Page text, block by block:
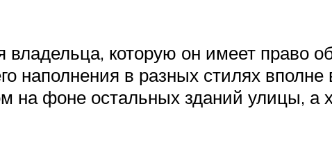
которую он имеет право
наполнения в разных стилях
на фоне остальных зданий улицы, а